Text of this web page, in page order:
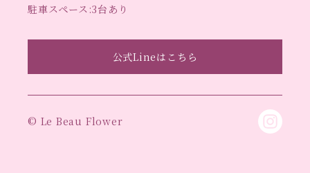
リジナルデザイン 仏花ハーバリウム
手作りクリスマスリース
りハーバリウム手作りプレゼント
長
野県佐久市
長野県立武
長野県立武道館イベント
駐車スペース:3台あり
公式Lineはこちら
© Le Beau Flower